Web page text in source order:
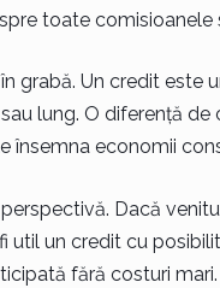
toate comisioanele
grabă. Un credit este
lung. O diferență de
însemna economii
Dacă
util un credit cu
fără costuri